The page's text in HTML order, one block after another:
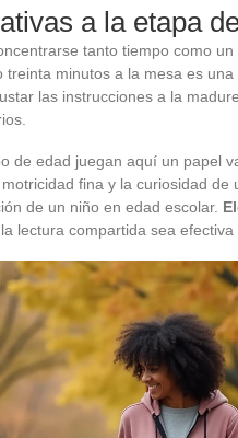
a la etapa
tanto tiempo como
minutos a la mesa es
las instrucciones a la
de edad juegan aquí un papel
fina y la curiosidad de
de un niño en edad escolar.
lectura compartida sea efectiva